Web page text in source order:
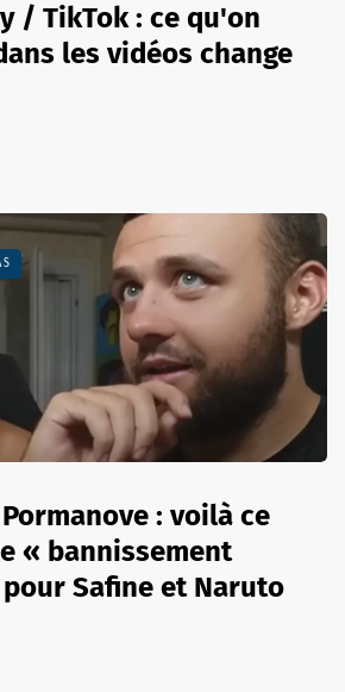
/ TikTok : ce qu'on
les vidéos change
: voilà ce
« bannissement
Safine et Naruto